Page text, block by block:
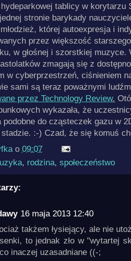
hydeparkowej tablicy w korytarzu
stronie barykady
której autoexpresja i
przez większość
w głośnej i szorstkiej
zmagają się z
w cyberprzestrzeń, ciśnieniem
sami są teraz poważnymi
przez Technology Review.
wykazała, że
podobne do cząsteczek gazu w
:-) Czad, że się komuś
o 09:07
, rodzina, społeczeństwo
16 maja 2013 12:40
takżem łysiejący, ale nie
to jednak zło w "wytartej
inaczej uzasadniane ((-;